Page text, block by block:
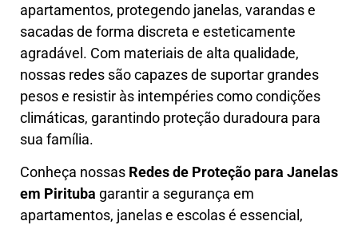
apartamentos, protegendo janelas, varandas e
sacadas de forma discreta e esteticamente
agradável. Com materiais de alta qualidade,
nossas redes são capazes de suportar grandes
pesos e resistir às intempéries como condições
climáticas, garantindo proteção duradoura para
sua família.
Conheça nossas Redes de Proteção para Janelas
em Pirituba garantir a segurança em
apartamentos, janelas e escolas é essencial,